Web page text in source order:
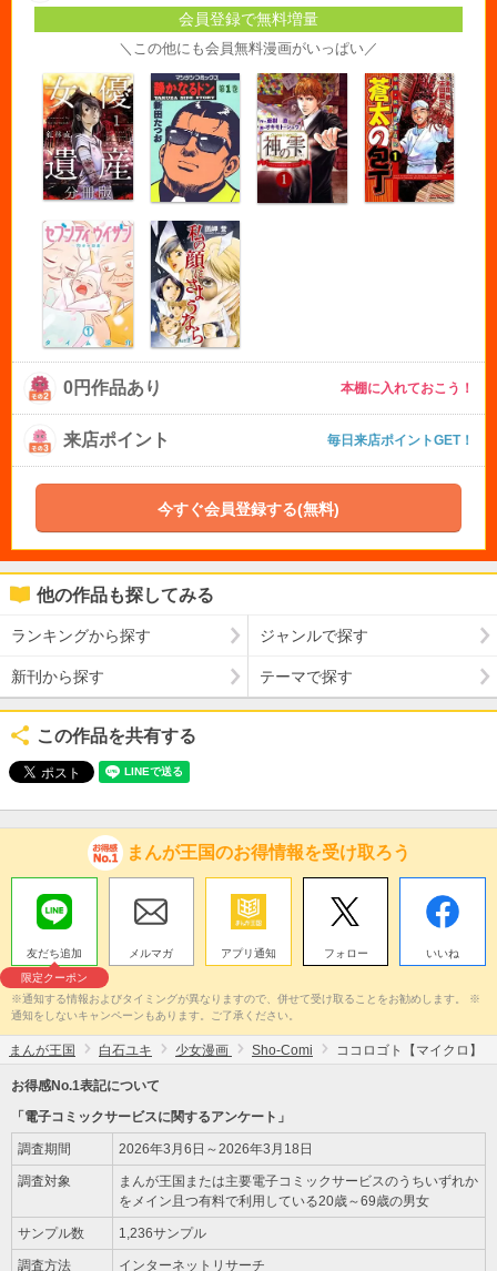
会員登録で無料増量
＼この他にも会員無料漫画がいっぱい／
0円作品あり 本棚に入れておこう！
来店ポイント 毎日来店ポイントGET！
今すぐ会員登録する(無料)
他の作品も探してみる
ランキングから探す ジャンルで探す
新刊から探す テーマで探す
この作品を共有する
まんが王国のお得情報を受け取ろう
友だち追加
限定クーポン
メルマガ アプリ通知 フォロー いいね
※通知する情報およびタイミングが異なりますので、併せて受け取ることをお勧めします。 ※
通知をしないキャンペーンもあります。ご了承ください。
まんが王国 白石ユキ 少女漫画 Sho-Comi ココロゴト【マイクロ】
お得感No.1表記について
「電子コミックサービスに関するアンケート」
調査期間 2026年3月6日～2026年3月18日
調査対象
まんが王国または主要電子コミックサービスのうちいずれか
をメイン且つ有料で利用している20歳～69歳の男女
サンプル数 1,236サンプル
調査方法 インターネットリサーチ